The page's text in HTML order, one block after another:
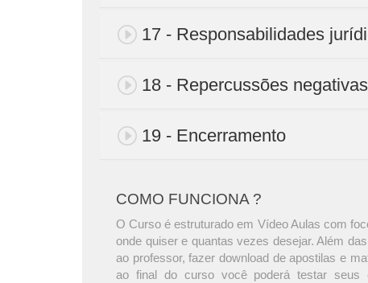
17 - Responsabilidades
18 - Repercussões negativas
19 - Encerramento
COMO FUNCIONA ?
O Curso é estruturado em Vídeo Aulas com
onde quiser e quantas vezes desejar. Além
ao professor, fazer download de apostilas e
ao final do curso você poderá testar seus